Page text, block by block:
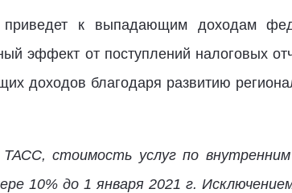
приведет к выпадающим доходам
эффект от поступлений налоговых
доходов благодаря развитию
стоимость услуг по внутренним
10% до 1 января 2021 г.